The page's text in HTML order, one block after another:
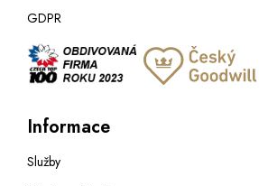
GDPR
Informace
Služby